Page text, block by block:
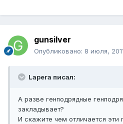
gunsilver
Опубликовано: 8 июля,
Lapera писал:
А разве генподрядные
закладывает?
И скажите чем отличается эти